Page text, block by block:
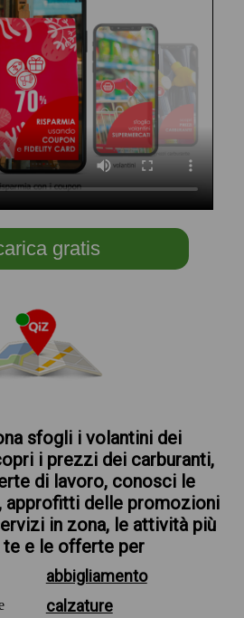
gratis
sfogli i volantini dei
i prezzi dei carburanti,
di lavoro, conosci le
approfitti delle promozioni
in zona, le attività più
te e le offerte per
abbigliamento
calzature